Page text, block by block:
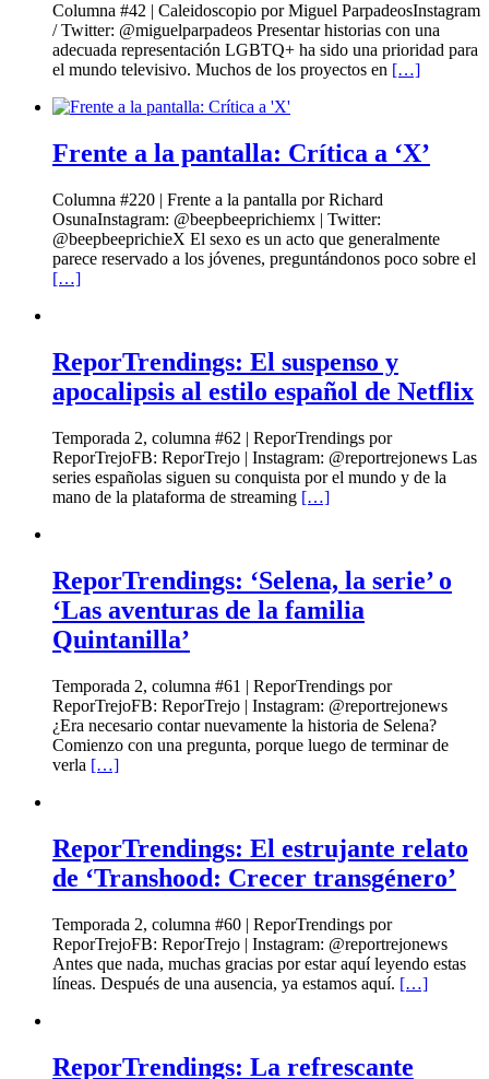
Columna #42 | Caleidoscopio por Miguel ParpadeosInstagram
/ Twitter: @miguelparpadeos Presentar historias con una
adecuada representación LGBTQ+ ha sido una prioridad para
el mundo televisivo. Muchos de los proyectos en […]
Frente a la pantalla: Crítica a ‘X’
Columna #220 | Frente a la pantalla por Richard
OsunaInstagram: @beepbeeprichiemx | Twitter:
@beepbeeprichieX El sexo es un acto que generalmente
parece reservado a los jóvenes, preguntándonos poco sobre el
[…]
ReporTrendings: El suspenso y
apocalipsis al estilo español de Netflix
Temporada 2, columna #62 | ReporTrendings por
ReporTrejoFB: ReporTrejo | Instagram: @reportrejonews Las
series españolas siguen su conquista por el mundo y de la
mano de la plataforma de streaming […]
ReporTrendings: ‘Selena, la serie’ o
‘Las aventuras de la familia
Quintanilla’
Temporada 2, columna #61 | ReporTrendings por
ReporTrejoFB: ReporTrejo | Instagram: @reportrejonews
¿Era necesario contar nuevamente la historia de Selena?
Comienzo con una pregunta, porque luego de terminar de
verla […]
ReporTrendings: El estrujante relato
de ‘Transhood: Crecer transgénero’
Temporada 2, columna #60 | ReporTrendings por
ReporTrejoFB: ReporTrejo | Instagram: @reportrejonews
Antes que nada, muchas gracias por estar aquí leyendo estas
líneas. Después de una ausencia, ya estamos aquí. […]
ReporTrendings: La refrescante